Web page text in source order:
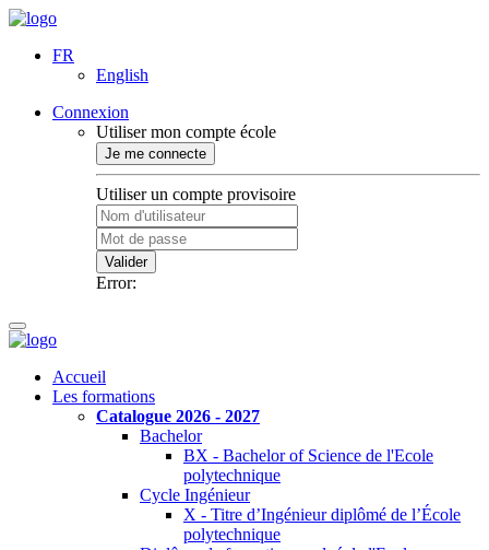
FR
English
Connexion
Utiliser mon compte école
Je me connecte
Utiliser un compte provisoire
Valider
Error:
Accueil
Les formations
Catalogue 2026 - 2027
Bachelor
BX - Bachelor of Science de l'Ecole
polytechnique
Cycle Ingénieur
X - Titre d’Ingénieur diplômé de l’École
polytechnique